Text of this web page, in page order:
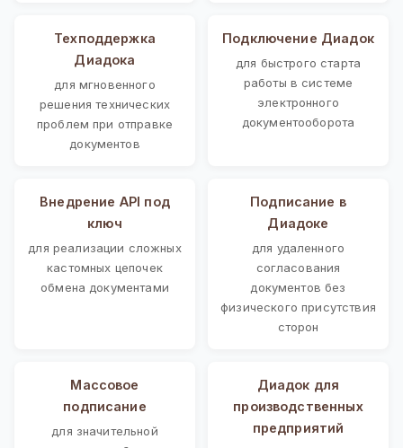
Техподдержка
Диадока
для мгновенного
решения технических
проблем при отправке
документов
Подключение Диадок
для быстрого старта
работы в системе
электронного
документооборота
Внедрение API под
ключ
для реализации сложных
кастомных цепочек
обмена документами
Подписание в
Диадоке
для удаленного
согласования
документов без
физического присутствия
сторон
Массовое
подписание
для значительной
Диадок для
производственных
предприятий